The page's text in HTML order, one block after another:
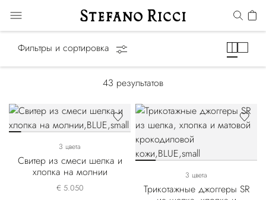
Фильтры и сортировка
43 результатов
3 цвета
Свитер из смеси шелка и
хлопка на молнии
€ 5.050
3 цвета
Трикотажные джоггеры SR